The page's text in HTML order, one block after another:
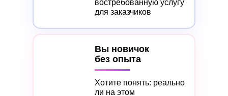
востребованную услугу
для заказчиков
Вы новичок
без опыта
Хотите понять: реально
ли на этом